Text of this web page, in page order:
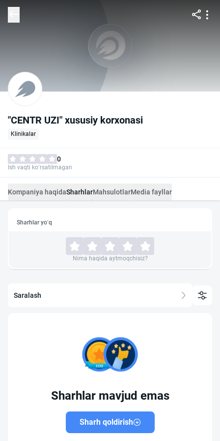
"CENTR UZI" xususiy korxonasi
Klinikalar
0
Ish vaqti ko‘rsatilmagan
Kompaniya haqidaSharhlarMahsulotlarMedia fayllar
Sharhlar yo‘q
Nima haqida aytmoqchisiz?
Saralash
Sharhlar mavjud emas
Sharh qoldirish